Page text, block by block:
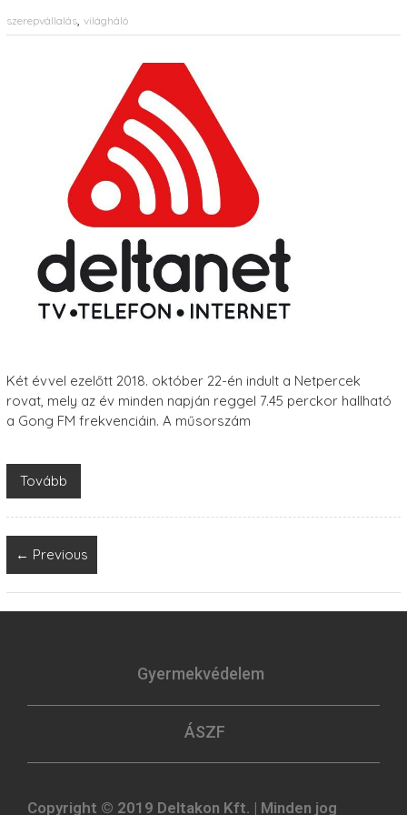
szerepvállalás, világháló
Két évvel ezelőtt 2018. október 22-én indult a Netpercek
rovat, mely az év minden napján reggel 7.45 perckor hallható
a Gong FM frekvenciáin. A műsorszám
Tovább
← Previous
Gyermekvédelem
ÁSZF
Copyright © 2019 Deltakon Kft. | Minden jog